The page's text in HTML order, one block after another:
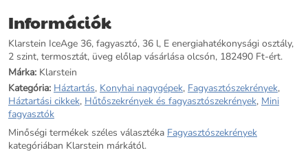
fagyasztó mindig azt nyújtja, amire szüksége van!
További információk>>
Információk
Klarstein IceAge 36, fagyasztó, 36 l, E energiahatékonysági osztály,
2 szint, termosztát, üveg előlap vásárlása olcsón, 182490 Ft-ért.
Márka: Klarstein
Kategória: Háztartás, Konyhai nagygépek, Fagyasztószekrények,
Háztartási cikkek, Hűtőszekrények és fagyasztószekrények, Mini
fagyasztók
Minőségi termékek széles választéka Fagyasztószekrények
kategóriában Klarstein márkától.